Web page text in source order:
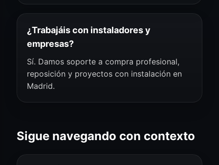
¿Trabajáis con instaladores y
empresas?
Sí. Damos soporte a compra profesional,
reposición y proyectos con instalación en
Madrid.
Sigue navegando con contexto